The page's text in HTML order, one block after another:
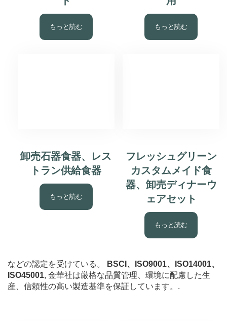
もっと読む もっと読む
卸売石器食器、レス
トラン供給食器
もっと読む
フレッシュグリーン
カスタムメイド食
器、卸売ディナーウ
ェアセット
もっと読む
などの認定を受けている。
BSCI、ISO9001、ISO14001、
ISO45001, 金華社は厳格な品質管理、環境に配慮した生
産、信頼性の高い製造基準を保証しています。.